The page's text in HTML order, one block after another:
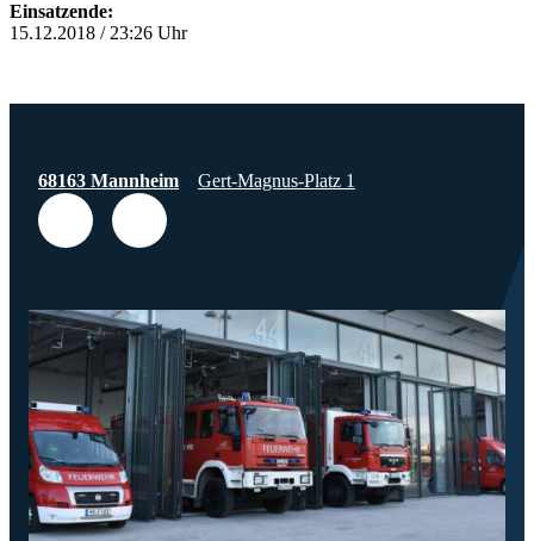
Einsatzende:
15.12.2018 / 23:26 Uhr
68163 Mannheim Gert-Magnus-Platz 1